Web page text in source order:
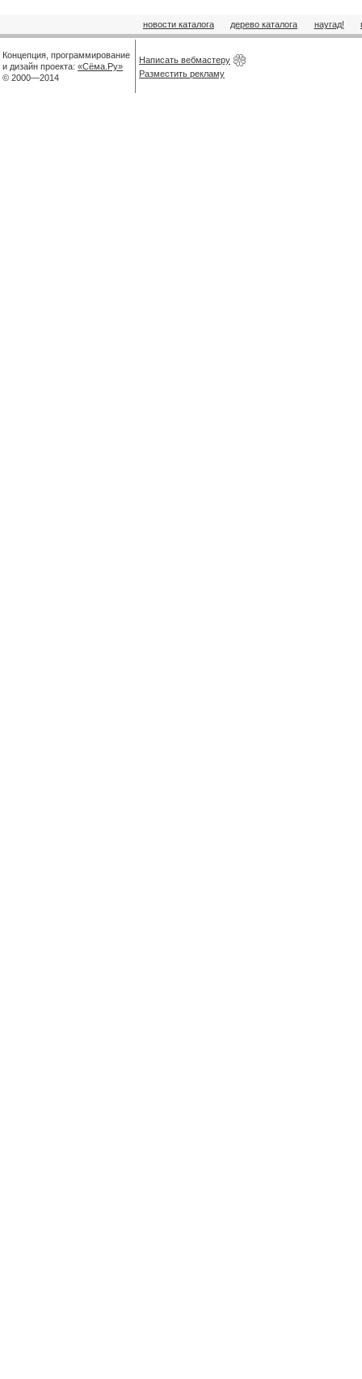
новости каталога дерево каталога наугад!
Концепция, программирование
и дизайн проекта: «Сёма.Ру»
© 2000—2014
Написать вебмастеру
Разместить рекламу